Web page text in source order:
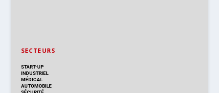
SECTEURS
START-UP
INDUSTRIEL
MÉDICAL
AUTOMOBILE